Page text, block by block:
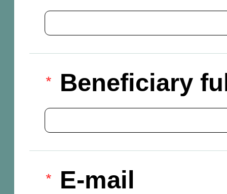
Beneficiary
E-mail